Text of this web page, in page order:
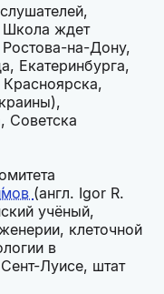
Школа ждет
на-Дону,
Екатеринбурга,
Советска
(англ. Igor R.
учёный,
клеточной
в
Луисе, штат